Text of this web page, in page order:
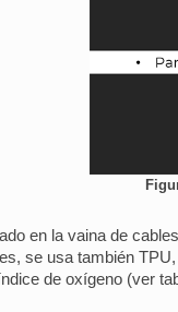
en la vaina de
se usa también
de oxígeno (ver